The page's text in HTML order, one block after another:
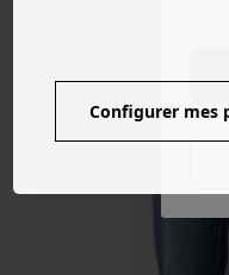
Configurer mes